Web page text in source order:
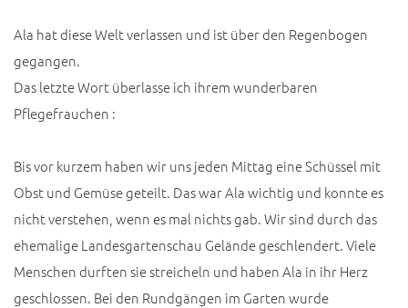
Ala hat diese Welt verlassen und ist über den Regenbogen
gegangen.
Das letzte Wort überlasse ich ihrem wunderbaren
Pflegefrauchen :
Bis vor kurzem haben wir uns jeden Mittag eine Schüssel mit
Obst und Gemüse geteilt. Das war Ala wichtig und konnte es
nicht verstehen, wenn es mal nichts gab. Wir sind durch das
ehemalige Landesgartenschau Gelände geschlendert. Viele
Menschen durften sie streicheln und haben Ala in ihr Herz
geschlossen. Bei den Rundgängen im Garten wurde